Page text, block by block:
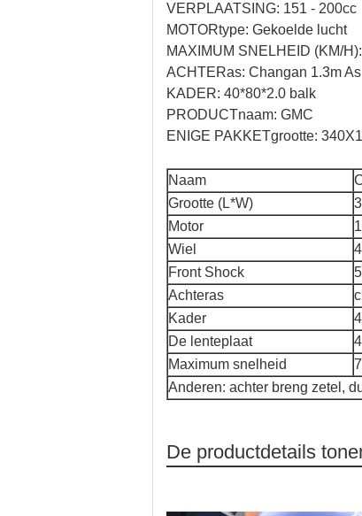
VERPLAATSING: 151 - 200cc
MOTORtype: Gekoelde lucht
MAXIMUM SNELHEID (KM/
ACHTERas: Changan 1.3m As
KADER: 40*80*2.0 balk
PRODUCTnaam: GMC
ENIGE PAKKETgrootte:
Naam
Grootte (L*W)
Motor
Wiel
Front Shock
Achteras
Kader
De lenteplaat
Maximum snelheid
Anderen: achter breng zetel,
De productdetails